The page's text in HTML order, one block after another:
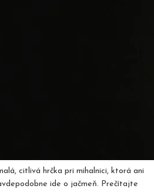
citlivá hrčka pri mihalnici, ktorá ani
ide o jačmeň. Prečítajte